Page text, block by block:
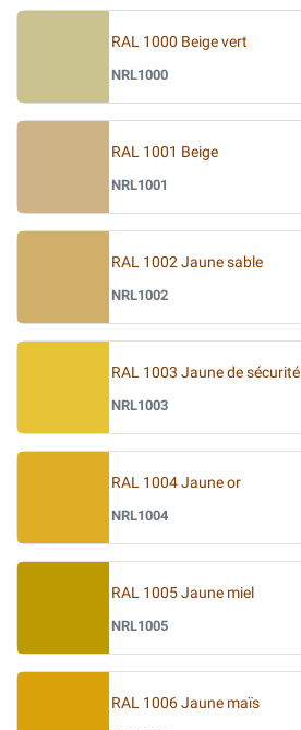
RAL 1000 Beige vert
NRL1000
RAL 1001 Beige
NRL1001
RAL 1002 Jaune sable
NRL1002
RAL 1003 Jaune de sécurité
NRL1003
RAL 1004 Jaune or
NRL1004
RAL 1005 Jaune miel
NRL1005
RAL 1006 Jaune maïs